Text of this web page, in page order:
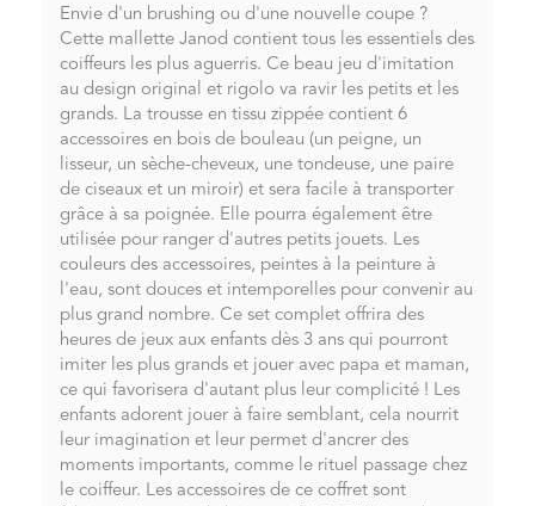
Envie d'un brushing ou d'une nouvelle coupe ?
Cette mallette Janod contient tous les essentiels des
coiffeurs les plus aguerris. Ce beau jeu d'imitation
au design original et rigolo va ravir les petits et les
grands. La trousse en tissu zippée contient 6
accessoires en bois de bouleau (un peigne, un
lisseur, un sèche-cheveux, une tondeuse, une paire
de ciseaux et un miroir) et sera facile à transporter
grâce à sa poignée. Elle pourra également être
utilisée pour ranger d'autres petits jouets. Les
couleurs des accessoires, peintes à la peinture à
l'eau, sont douces et intemporelles pour convenir au
plus grand nombre. Ce set complet offrira des
heures de jeux aux enfants dès 3 ans qui pourront
imiter les plus grands et jouer avec papa et maman,
ce qui favorisera d'autant plus leur complicité ! Les
enfants adorent jouer à faire semblant, cela nourrit
leur imagination et leur permet d'ancrer des
moments importants, comme le rituel passage chez
le coiffeur. Les accessoires de ce coffret sont